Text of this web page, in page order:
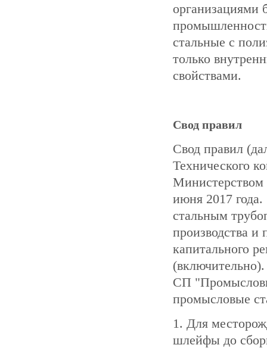
организациями
стальные с
только
свойствами.
Свод правил
Свод правил
Технического
Министерством
июня 2017
стальным
производства и
капитального
СП
промысловые
1. Для
шлейфы до